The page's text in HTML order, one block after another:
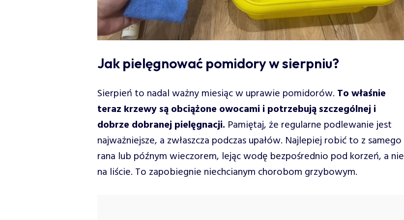
Jak pielęgnować pomidory w sierpniu?
Sierpień to nadal ważny miesiąc w uprawie pomidorów. To właśnie
teraz krzewy są obciążone owocami i potrzebują szczególnej i
dobrze dobranej pielęgnacji. Pamiętaj, że regularne podlewanie jest
najważniejsze, a zwłaszcza podczas upałów. Najlepiej robić to z samego
rana lub późnym wieczorem, lejąc wodę bezpośrednio pod korzeń, a nie
na liście. To zapobiegnie niechcianym chorobom grzybowym.